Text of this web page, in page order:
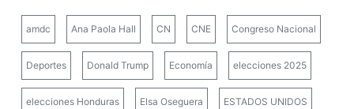
amdc Ana Paola Hall CN CNE Congreso Nacional
Deportes Donald Trump Economía elecciones 2025
elecciones Honduras Elsa Oseguera ESTADOS UNIDOS